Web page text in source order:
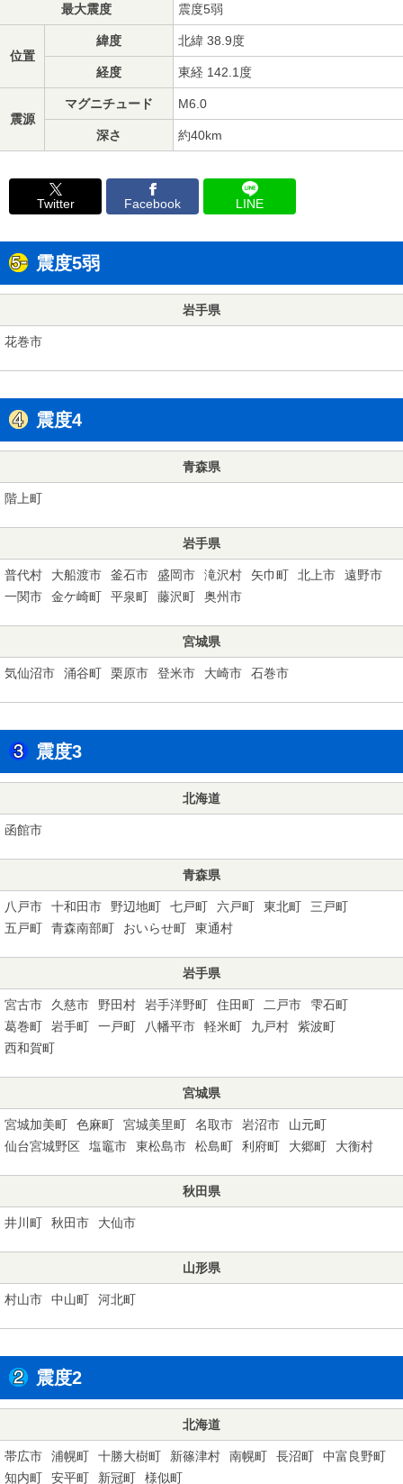
最大震度 震度5弱
位置
緯度 北緯 38.9度
経度 東経 142.1度
震源
マグニチュード M6.0
深さ 約40km
Twitter Facebook LINE
震度5弱
岩手県
花巻市
震度4
青森県
階上町
岩手県
普代村 大船渡市 釜石市 盛岡市 滝沢村 矢巾町 北上市
遠野市
一関市
金ケ崎町 平泉町 藤沢町 奥州市
宮城県
気仙沼市 涌谷町 栗原市 登米市 大崎市 石巻市
震度3
北海道
函館市
青森県
八戸市 十和田市 野辺地町 七戸町 六戸町 東北町
三戸町
五戸町
青森南部町 おいらせ町 東通村
岩手県
宮古市 久慈市 野田村 岩手洋野町 住田町 二戸市
雫石町
葛巻町
岩手町 一戸町 八幡平市 軽米町 九戸村
紫波町
西和賀町
宮城県
宮城加美町 色麻町 宮城美里町 名取市 岩沼市
山元町
仙台宮城野区
塩竈市 東松島市 松島町 利府町 大郷町 大衡村
秋田県
井川町 秋田市 大仙市
山形県
村山市 中山町 河北町
震度2
北海道
帯広市 浦幌町 十勝大樹町 新篠津村 南幌町 長沼町
中富良野町
知内町
安平町 新冠町 様似町